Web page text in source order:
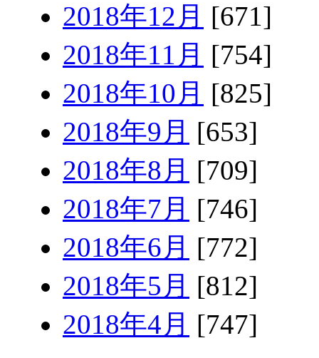
2018年12月 [671]
2018年11月 [754]
2018年10月 [825]
2018年9月 [653]
2018年8月 [709]
2018年7月 [746]
2018年6月 [772]
2018年5月 [812]
2018年4月 [747]